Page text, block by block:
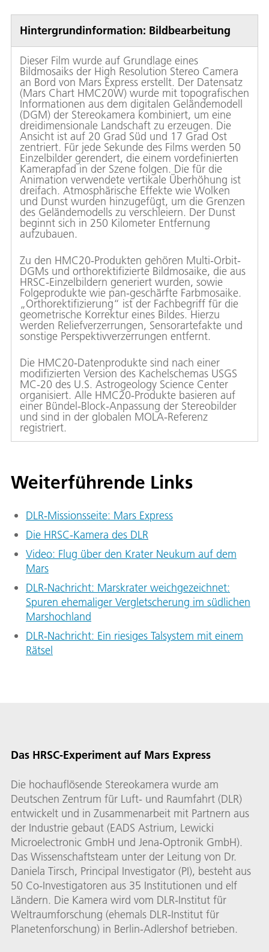
Hintergrundinformation: Bildbearbeitung
Dieser Film wurde auf Grundlage eines
Bildmosaiks der High Resolution Stereo Camera
an Bord von Mars Express erstellt. Der Datensatz
(Mars Chart HMC20W) wurde mit topografischen
Informationen aus dem digitalen Geländemodell
(DGM) der Stereokamera kombiniert, um eine
dreidimensionale Landschaft zu erzeugen. Die
Ansicht ist auf 20 Grad Süd und 17 Grad Ost
zentriert. Für jede Sekunde des Films werden 50
Einzelbilder gerendert, die einem vordefinierten
Kamerapfad in der Szene folgen. Die für die
Animation verwendete vertikale Überhöhung ist
dreifach. Atmosphärische Effekte wie Wolken
und Dunst wurden hinzugefügt, um die Grenzen
des Geländemodells zu verschleiern. Der Dunst
beginnt sich in 250 Kilometer Entfernung
aufzubauen.
Zu den HMC20-Produkten gehören Multi-Orbit-
DGMs und orthorektifizierte Bildmosaike, die aus
HRSC-Einzelbildern generiert wurden, sowie
Folgeprodukte wie pan-geschärfte Farbmosaike.
„Orthorektifizierung“ ist der Fachbegriff für die
geometrische Korrektur eines Bildes. Hierzu
werden Reliefverzerrungen, Sensorartefakte und
sonstige Perspektivverzerrungen entfernt.
Die HMC20-Datenprodukte sind nach einer
modifizierten Version des Kachelschemas USGS
MC-20 des U.S. Astrogeology Science Center
organisiert. Alle HMC20-Produkte basieren auf
einer Bündel-Block-Anpassung der Stereobilder
und sind in der globalen MOLA-Referenz
registriert.
Weiterführende Links
DLR-Missionsseite: Mars Express
Die HRSC-Kamera des DLR
Video: Flug über den Krater Neukum auf dem
Mars
DLR-Nachricht: Marskrater weichgezeichnet:
Spuren ehemaliger Vergletscherung im südlichen
Marshochland
DLR-Nachricht: Ein riesiges Talsystem mit einem
Rätsel
Das HRSC-Experiment auf Mars Express
Die hochauflösende Stereokamera wurde am
Deutschen Zentrum für Luft- und Raumfahrt (DLR)
entwickelt und in Zusammenarbeit mit Partnern aus
der Industrie gebaut (EADS Astrium, Lewicki
Microelectronic GmbH und Jena-Optronik GmbH).
Das Wissenschaftsteam unter der Leitung von Dr.
Daniela Tirsch, Principal Investigator (PI), besteht aus
50 Co-Investigatoren aus 35 Institutionen und elf
Ländern. Die Kamera wird vom DLR-Institut für
Weltraumforschung (ehemals DLR-Institut für
Planetenforschung) in Berlin-Adlershof betrieben.